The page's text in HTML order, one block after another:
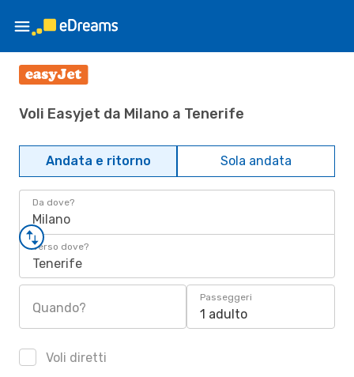
Voli Easyjet da Milano a Tenerife
Andata e ritorno Sola andata
Da dove?
Milano
Verso dove?
Tenerife
Quando?
Passeggeri
1 adulto
Voli diretti